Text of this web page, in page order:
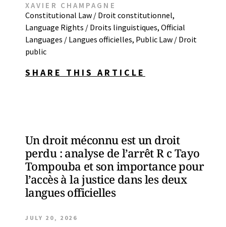
XAVIER CHAMPAGNE
Constitutional Law / Droit constitutionnel,
Language Rights / Droits linguistiques, Official
Languages / Langues officielles, Public Law / Droit
public
SHARE THIS ARTICLE
Un droit méconnu est un droit
perdu : analyse de l’arrêt R c Tayo
Tompouba et son importance pour
l’accès à la justice dans les deux
langues officielles
JULY 20, 2026